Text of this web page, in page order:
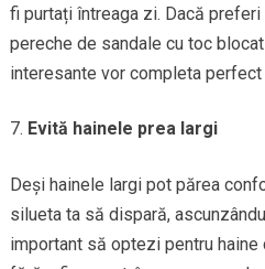
fi purtați întreaga zi. Dacă
pereche de sandale cu toc
interesante vor completa perfect
Evită hainele prea largi
Deși hainele largi pot părea
silueta ta să dispară,
important să optezi pentru